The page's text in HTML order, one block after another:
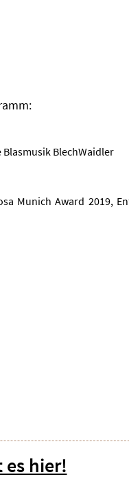
BlechWaidler
Munich Award 2019,
hier!